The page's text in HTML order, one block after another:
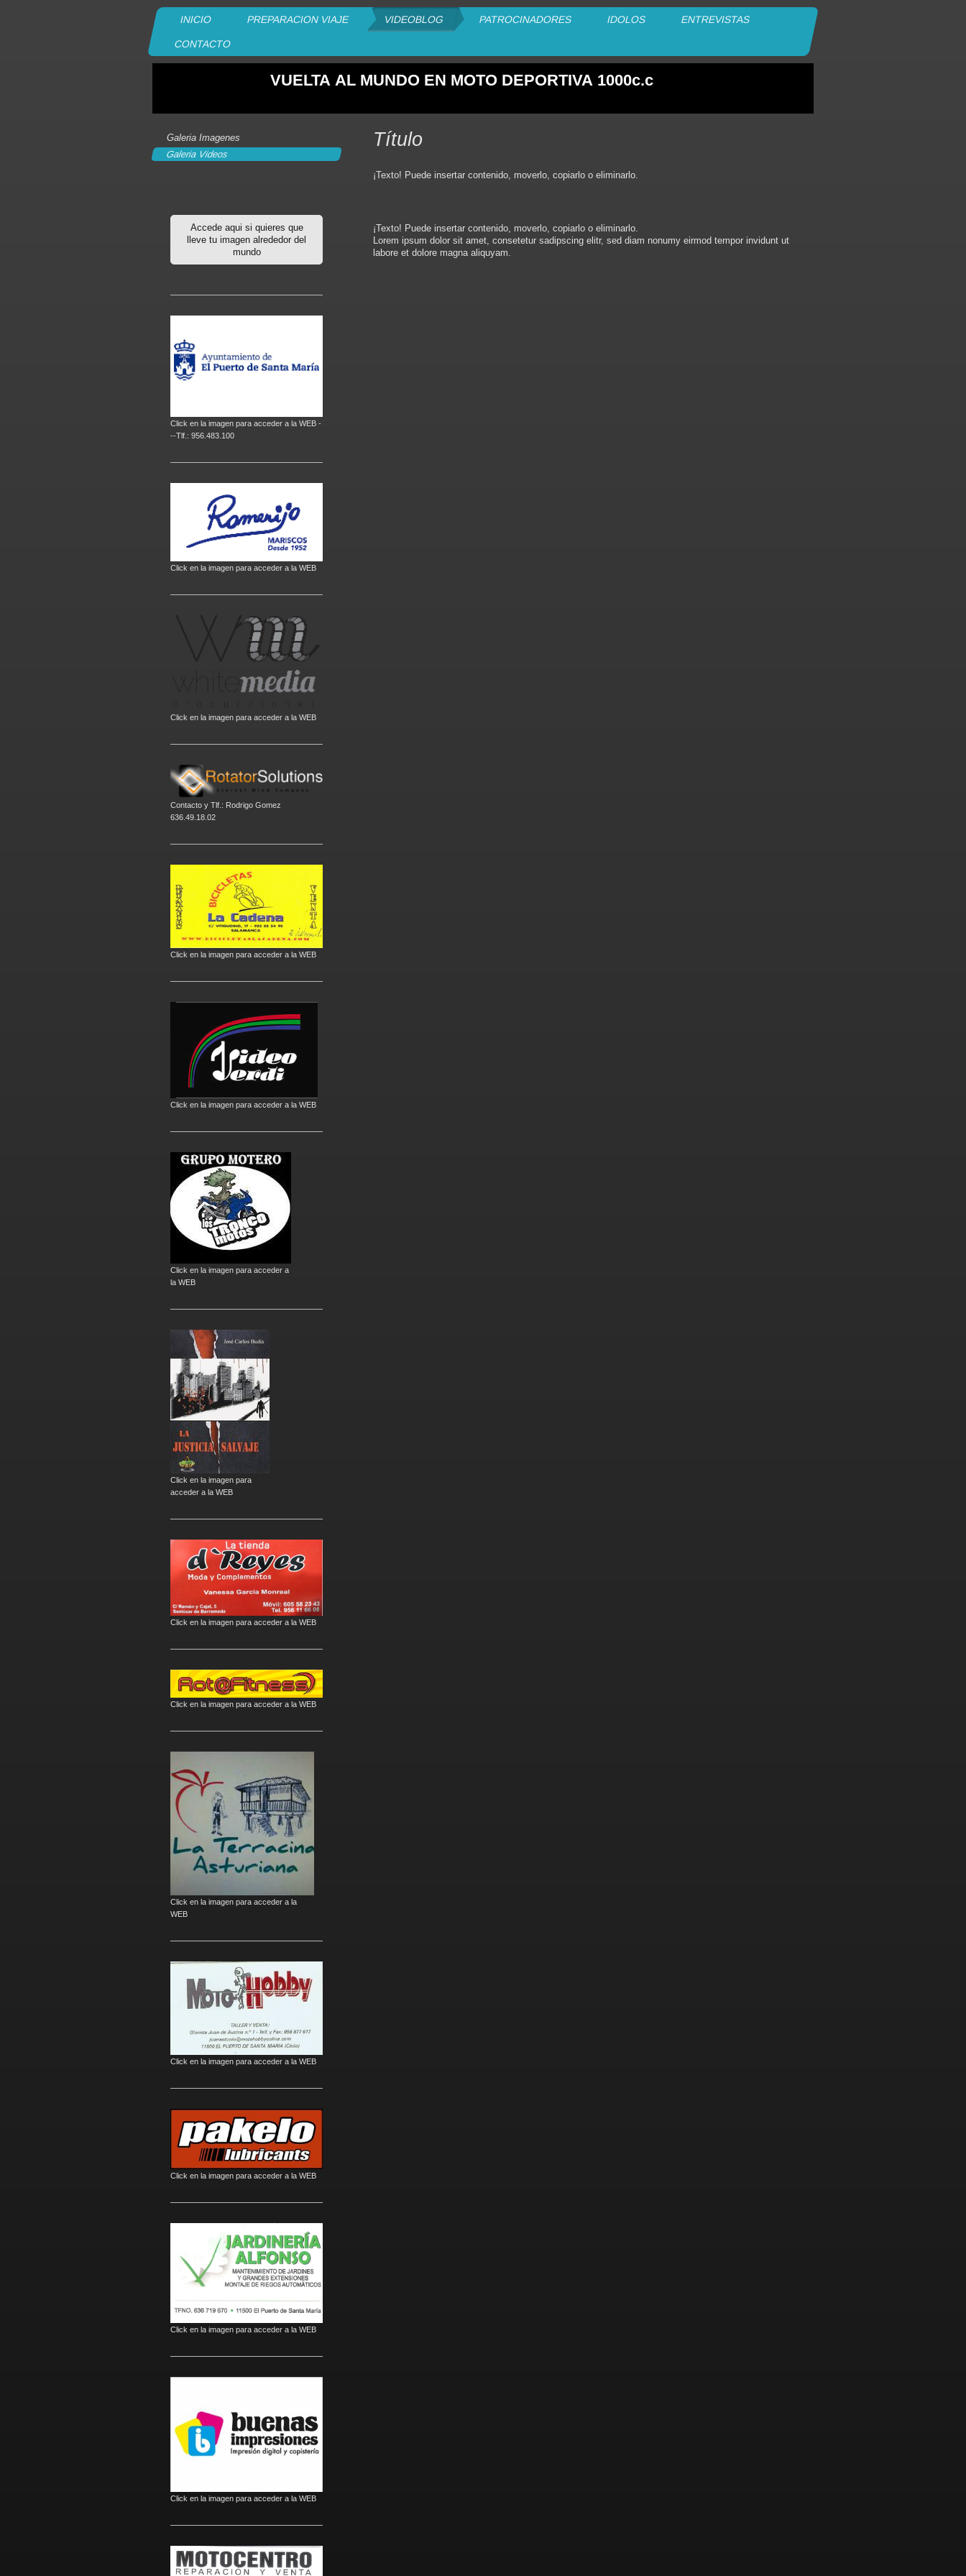
INICIO PREPARACION VIAJE VIDEOBLOG PATROCINADORES IDOLOS ENTREVISTAS
CONTACTO
VUELTA AL MUNDO EN MOTO DEPORTIVA 1000c.c
Título
¡Texto! Puede insertar contenido, moverlo, copiarlo o eliminarlo.
¡Texto! Puede insertar contenido, moverlo, copiarlo o eliminarlo.
Lorem ipsum dolor sit amet, consetetur sadipscing elitr, sed diam nonumy eirmod tempor invidunt ut
labore et dolore magna aliquyam.
Galeria Imagenes
Galeria Videos
Accede aqui si quieres que
lleve tu imagen alrededor del
mundo
Click en la imagen para acceder a la WEB -
--Tlf.: 956.483.100
Click en la imagen para acceder a la WEB
Click en la imagen para acceder a la WEB
Contacto y Tlf.: Rodrigo Gomez
636.49.18.02
Click en la imagen para acceder a la WEB
Click en la imagen para acceder a la WEB
Click en la imagen para acceder a
la WEB
Click en la imagen para
acceder a la WEB
Click en la imagen para acceder a la WEB
Click en la imagen para acceder a la WEB
Click en la imagen para acceder a la
WEB
Click en la imagen para acceder a la WEB
Click en la imagen para acceder a la WEB
Click en la imagen para acceder a la WEB
Click en la imagen para acceder a la WEB